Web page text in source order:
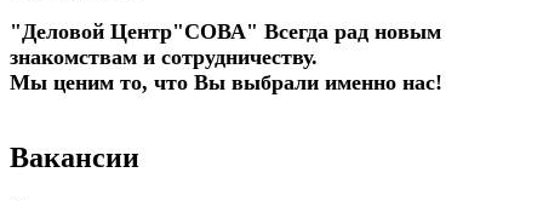
"Деловой Центр"СОВА" Всегда рад новым
знакомствам и сотрудничеству.
Мы ценим то, что Вы выбрали именно нас!
Вакансии